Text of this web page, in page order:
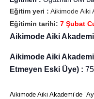
Eğitim yeri : Aikimode Aiki
Eğitimin tarihi: 7 Şubat
Aikimode Aiki
Aikimode Aiki
Etmeyen Eski Üye) :
Aikimode Aiki Akademi’de